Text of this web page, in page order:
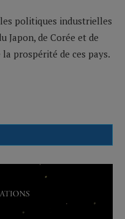
politiques industrielles
Japon, de Corée et de
prospérité de ces pays.